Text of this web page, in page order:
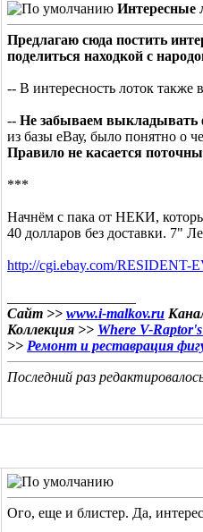
Интересные
Предлагаю сюда постить
поделиться находкой с
-- В интересность лоток
-- Не забываем выкладывать
из базы еВау, было понятно о
Правило не касается
***
Начнём с пака от НЕКИ,
40 долларов без доставки. 7"
http://cgi.ebay.com/RESIDENT-
Сайт >> www.i-malkov.ru
Коллекция >> Where V-
>> Ремонт и реставрация
Последний раз
Ого, еще и блистер. Да,